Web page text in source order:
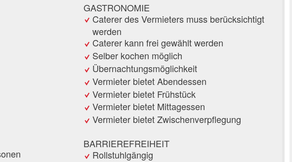
GASTRONOMIE
Caterer des Vermieters muss berücksichtigt
werden
Caterer kann frei gewählt werden
Selber kochen möglich
Übernachtungsmöglichkeit
Vermieter bietet Abendessen
Vermieter bietet Frühstück
Vermieter bietet Mittagessen
Vermieter bietet Zwischenverpflegung
BARRIEREFREIHEIT
Rollstuhlgängig